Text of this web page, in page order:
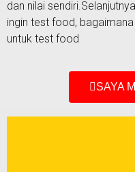
dan nilai
ingin test food,
untuk test food
SAYA